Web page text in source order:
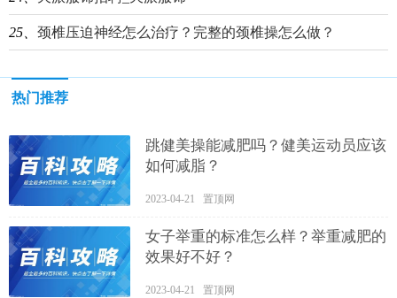
25、 颈椎压迫神经怎么治疗？完整的颈椎操怎么做？
热门推荐
跳健美操能减肥吗？健美运动员应该
如何减脂？
2023-04-21 置顶网
女子举重的标准怎么样？举重减肥的
效果好不好？
2023-04-21 置顶网